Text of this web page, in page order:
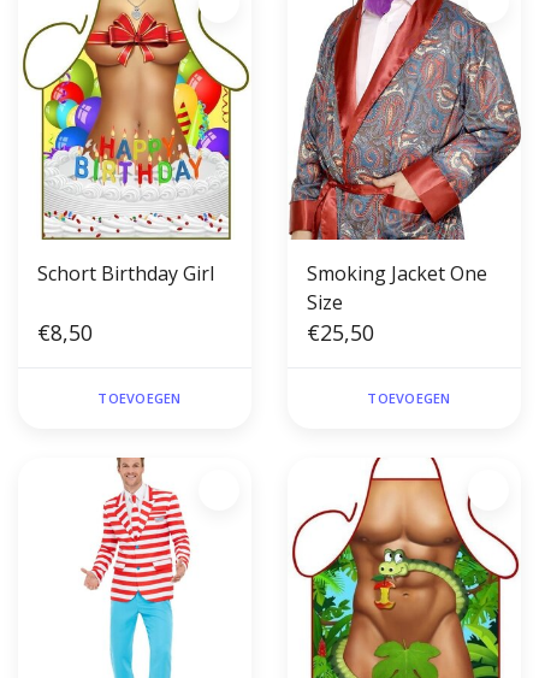
Schort Birthday Girl
€8,50
TOEVOEGEN
Smoking Jacket One
Size
€25,50
TOEVOEGEN